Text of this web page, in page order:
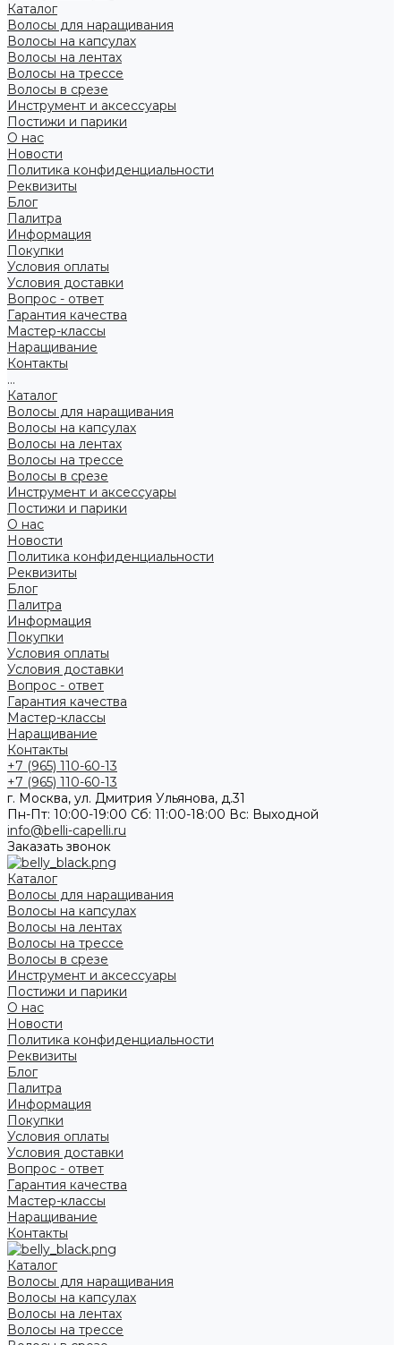
Каталог
Волосы для наращивания
Волосы на капсулах
Волосы на лентах
Волосы на трессе
Волосы в срезе
Инструмент и аксессуары
Постижи и парики
О нас
Новости
Политика конфиденциальности
Реквизиты
Блог
Палитра
Информация
Покупки
Условия оплаты
Условия доставки
Вопрос - ответ
Гарантия качества
Мастер-классы
Наращивание
Контакты
...
Каталог
Волосы для наращивания
Волосы на капсулах
Волосы на лентах
Волосы на трессе
Волосы в срезе
Инструмент и аксессуары
Постижи и парики
О нас
Новости
Политика конфиденциальности
Реквизиты
Блог
Палитра
Информация
Покупки
Условия оплаты
Условия доставки
Вопрос - ответ
Гарантия качества
Мастер-классы
Наращивание
Контакты
+7 (965) 110-60-13
+7 (965) 110-60-13
г. Москва, ул. Дмитрия Ульянова, д.31
Пн-Пт: 10:00-19:00 Cб: 11:00-18:00 Вс: Выходной
info@belli-capelli.ru
Заказать звонок
Каталог
Волосы для наращивания
Волосы на капсулах
Волосы на лентах
Волосы на трессе
Волосы в срезе
Инструмент и аксессуары
Постижи и парики
О нас
Новости
Политика конфиденциальности
Реквизиты
Блог
Палитра
Информация
Покупки
Условия оплаты
Условия доставки
Вопрос - ответ
Гарантия качества
Мастер-классы
Наращивание
Контакты
Каталог
Волосы для наращивания
Волосы на капсулах
Волосы на лентах
Волосы на трессе